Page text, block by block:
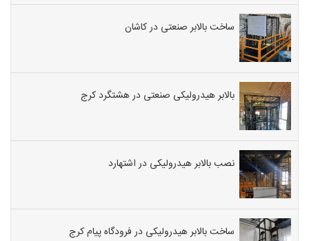
ساخت بالابر صنعتی در کاشان
بالابر هیدرولیکی صنعتی در هشتگرد کرج
نصب بالابر هیدرولیکی در اشتهارد
ساخت بالابر هیدرولیکی در فرودگاه پیام کرج